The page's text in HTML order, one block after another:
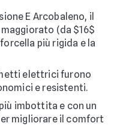
E Arcobaleno, il
(da $16$
più rigida e la
elettrici furono
e resistenti.
imbottita e con un
migliorare il comfort